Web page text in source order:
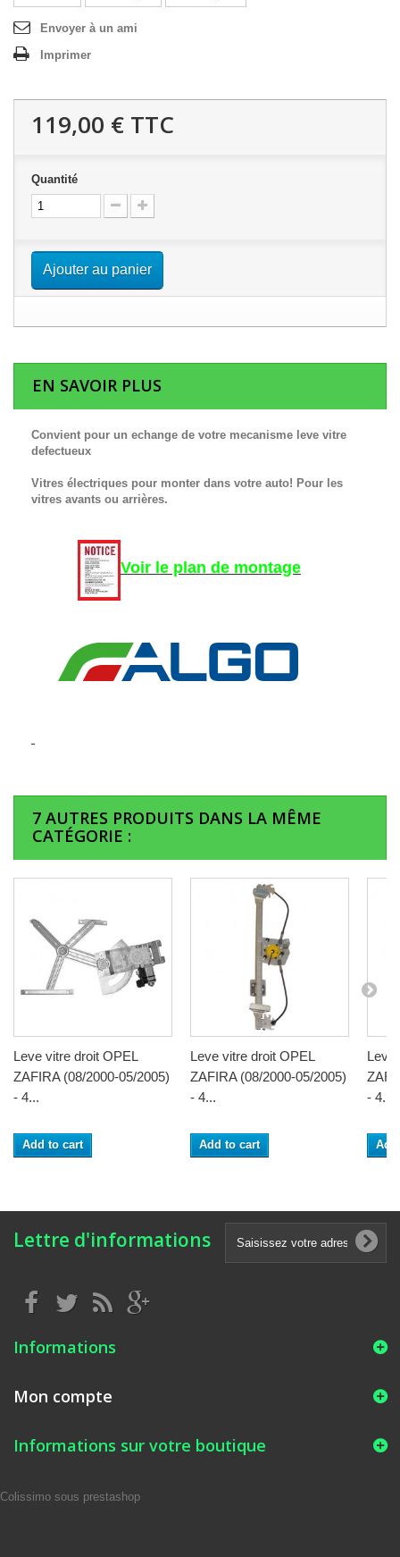
Envoyer à un ami
Imprimer
119,00 € TTC
Quantité
Ajouter au panier
EN SAVOIR PLUS
Convient pour un echange de votre mecanisme leve vitre
defectueux
Vitres électriques pour monter dans votre auto! Pour les
vitres avants ou arrières.
Voir le plan de montage
7 AUTRES PRODUITS DANS LA MÊME
CATÉGORIE :
Leve vitre droit OPEL
ZAFIRA (08/2000-05/2005)
- 4...
Add to cart
Leve vitre droit OPEL
ZAFIRA (08/2000-05/2005)
- 4...
Add to cart
Leve
- 4...
Lettre d'informations
Informations
Mon compte
Informations sur votre boutique
Colissimo sous prestashop